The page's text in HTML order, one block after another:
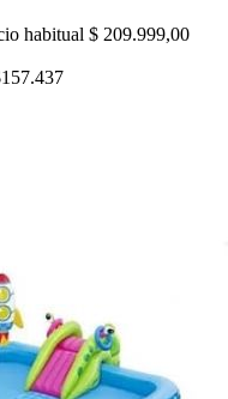
habitual $ 209.999,00